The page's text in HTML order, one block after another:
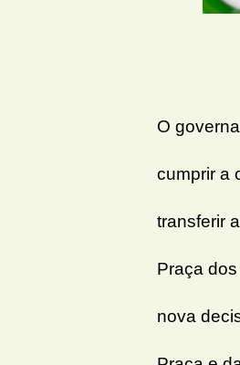
O
cumprir a
transferir
Praça
nova